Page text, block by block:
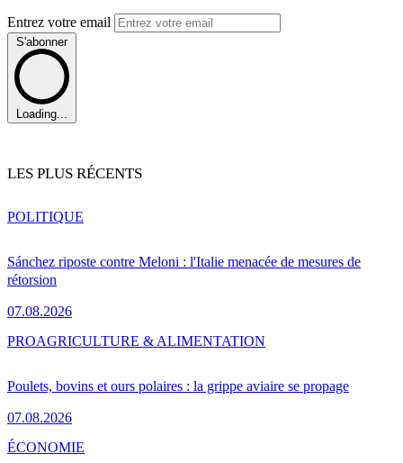
Entrez votre email
S'abonner
Loading...
LES PLUS RÉCENTS
Sánchez riposte contre Meloni : l'Italie menacée de mesures de
rétorsion
07.08.2026
POLITIQUE
Poulets, bovins et ours polaires : la grippe aviaire se propage
07.08.2026
PROAGRICULTURE & ALIMENTATION
ÉCONOMIE